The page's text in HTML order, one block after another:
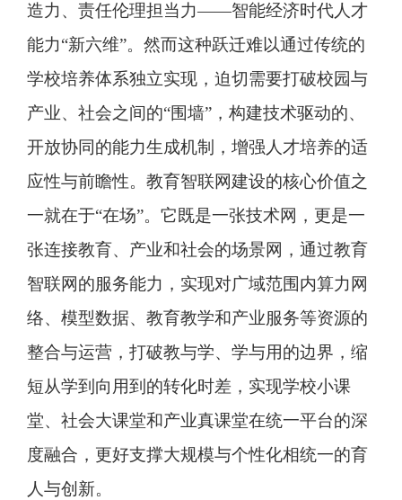
造力、责任伦理担当力——智能经济时代人才
能力“新六维”。然而这种跃迁难以通过传统的
学校培养体系独立实现，迫切需要打破校园与
产业、社会之间的“围墙”，构建技术驱动的、
开放协同的能力生成机制，增强人才培养的适
应性与前瞻性。教育智联网建设的核心价值之
一就在于“在场”。它既是一张技术网，更是一
张连接教育、产业和社会的场景网，通过教育
智联网的服务能力，实现对广域范围内算力网
络、模型数据、教育教学和产业服务等资源的
整合与运营，打破教与学、学与用的边界，缩
短从学到向用到的转化时差，实现学校小课
堂、社会大课堂和产业真课堂在统一平台的深
度融合，更好支撑大规模与个性化相统一的育
人与创新。